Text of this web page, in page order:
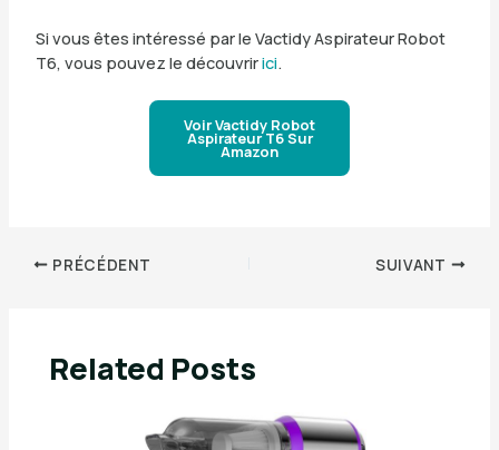
Si vous êtes intéressé par le Vactidy Aspirateur Robot
T6, vous pouvez le découvririci.
Voir Vactidy Robot
Aspirateur T6 Sur
Amazon
PRÉCÉDENT SUIVANT
Related Posts